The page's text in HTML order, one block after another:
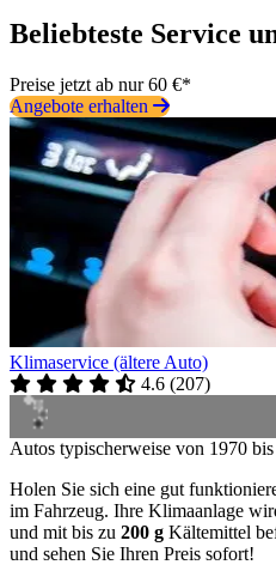
Beliebteste Service
Preise jetzt ab nur 60 €*
Angebote erhalten
Klimaservice (ältere Auto)
4.6 (207)
Autos typischerweise von 1970
Holen Sie sich eine gut
im Fahrzeug. Ihre Klimaanlage
und mit bis zu 200 g Kältemittel
und sehen Sie Ihren Preis sofort!